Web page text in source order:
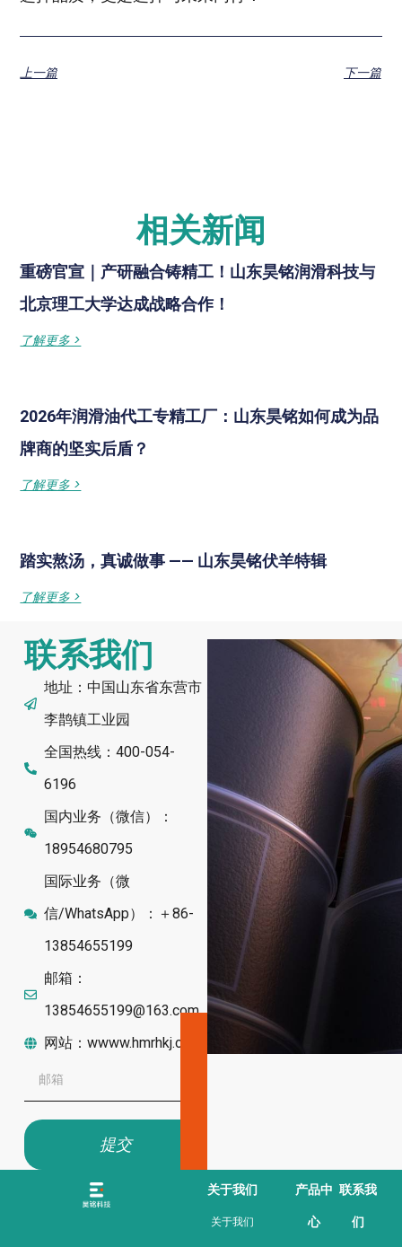
上一篇 下一篇
相关新闻
重磅官宣｜产研融合铸精工！山东昊铭润滑科技与
北京理工大学达成战略合作！
了解更多 >
2026年润滑油代工专精工厂：山东昊铭如何成为品
牌商的坚实后盾？
了解更多 >
踏实熬汤，真诚做事 —— 山东昊铭伏羊特辑
了解更多 >
联系我们
地址：中国山东省东营市
李鹊镇工业园
全国热线：400-054-
6196
国内业务（微信）：
18954680795
国际业务（微
信/WhatsApp）：＋86-
13854655199
邮箱：
13854655199@163.com
网站：wwww.hmrhkj.com
提交
关于我们
关于我们
产品中
心
联系我
们